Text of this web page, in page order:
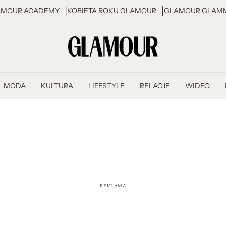
ACADEMY KOBIETA ROKU GLAMOUR GLAMOUR
MODA KULTURA LIFESTYLE RELACJE WIDEO